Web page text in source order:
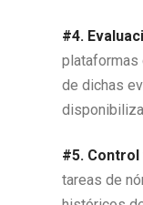
#4.
plataformas
de dichas
#5. Control
tareas de